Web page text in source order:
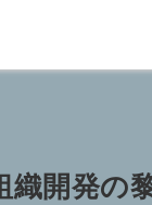
織開発の